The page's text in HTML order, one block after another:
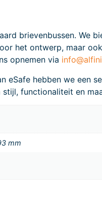
brievenbussen. We
het ontwerp, maar
opnemen via
eSafe hebben we een
stijl, functionaliteit en
mm